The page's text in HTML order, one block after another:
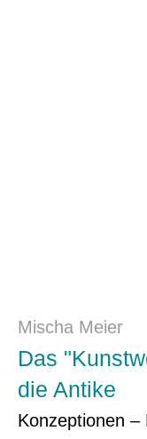
Mischa Meier
Das
die Antike
Konzeptionen –